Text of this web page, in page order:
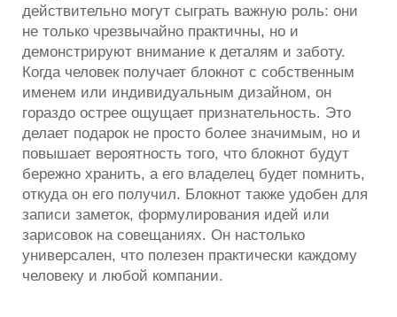
действительно могут сыграть важную роль: они
не только чрезвычайно практичны, но и
демонстрируют внимание к деталям и заботу.
Когда человек получает блокнот с собственным
именем или индивидуальным дизайном, он
гораздо острее ощущает признательность. Это
делает подарок не просто более значимым, но и
повышает вероятность того, что блокнот будут
бережно хранить, а его владелец будет помнить,
откуда он его получил. Блокнот также удобен для
записи заметок, формулирования идей или
зарисовок на совещаниях. Он настолько
универсален, что полезен практически каждому
человеку и любой компании.